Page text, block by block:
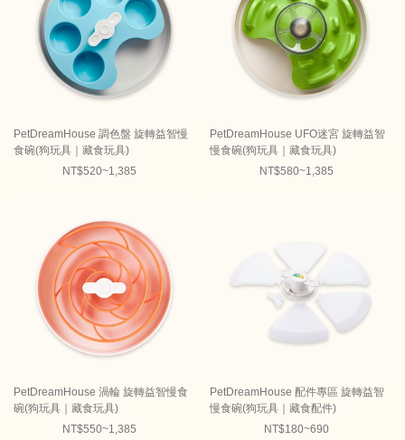
PetDreamHouse 調色盤 旋轉益智慢
食碗(狗玩具｜藏食玩具)
NT$520~1,385
PetDreamHouse UFO迷宮 旋轉益智
慢食碗(狗玩具｜藏食玩具)
NT$580~1,385
PetDreamHouse 渦輪 旋轉益智慢食
碗(狗玩具｜藏食玩具)
NT$550~1,385
PetDreamHouse 配件專區 旋轉益智
慢食碗(狗玩具｜藏食配件)
NT$180~690